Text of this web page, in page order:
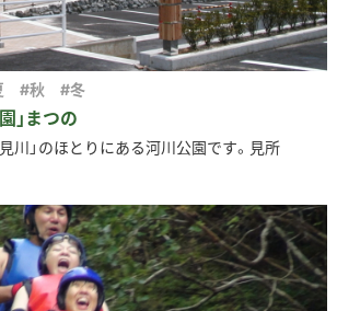
｣まつの
#秋 #冬
川」のほとりにある河川公園です。見所